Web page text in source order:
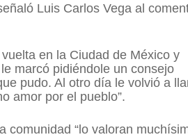
Luis Carlos Vega al
en la Ciudad de México y
marcó pidiéndole un consejo
pudo. Al otro día le volvió a
amor por el pueblo”.
“lo valoran